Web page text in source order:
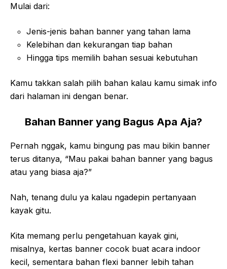
Mulai dari:
Jenis-jenis bahan banner yang tahan lama
Kelebihan dan kekurangan tiap bahan
Hingga tips memilih bahan sesuai kebutuhan
Kamu takkan salah pilih bahan kalau kamu simak info
dari halaman ini dengan benar.
Bahan Banner yang Bagus Apa Aja?
Pernah nggak, kamu bingung pas mau bikin banner
terus ditanya, “Mau pakai bahan banner yang bagus
atau yang biasa aja?”
Nah, tenang dulu ya kalau ngadepin pertanyaan
kayak gitu.
Kita memang perlu pengetahuan kayak gini,
misalnya, kertas banner cocok buat acara indoor
kecil, sementara bahan flexi banner lebih tahan